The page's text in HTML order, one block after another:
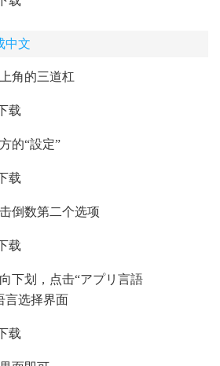
中文
角的三道杠
的“設定”
倒数第二个选项
下划，点击“アプリ言語
言选择界面